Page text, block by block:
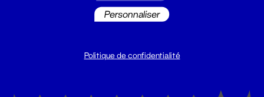
Du lundi au vendredi 14h → 18h
Personnaliser
Politique de confidentialité